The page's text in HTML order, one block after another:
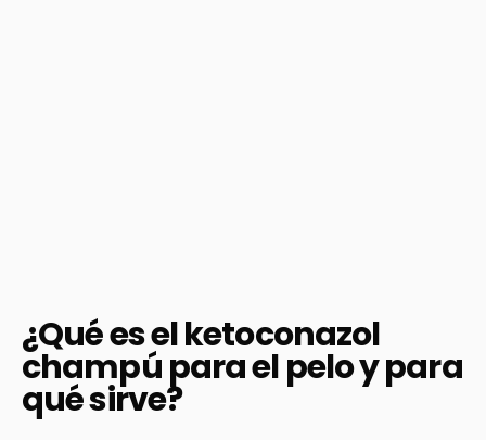
¿Qué es el ketoconazol
champú para el pelo y para
qué sirve?